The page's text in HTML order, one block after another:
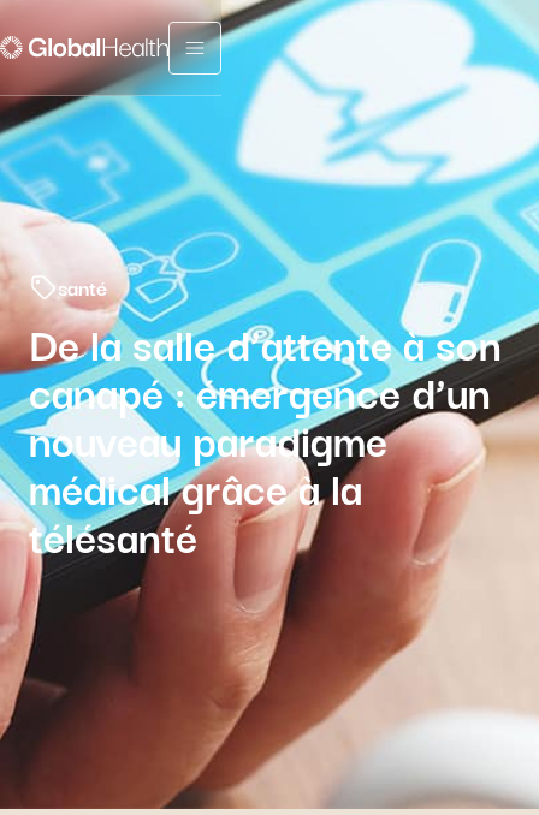
Menu fermé
santé
De la salle d’attente à son
canapé : émergence d’un
nouveau paradigme
médical grâce à la
télésanté